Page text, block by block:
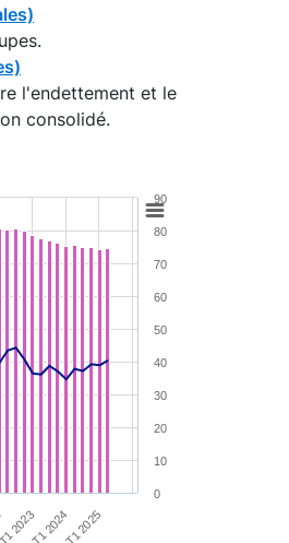
l'endettement et le
consolidé.
2023T1 2024T1 2025
0
10
20
30
40
50
60
70
80
90